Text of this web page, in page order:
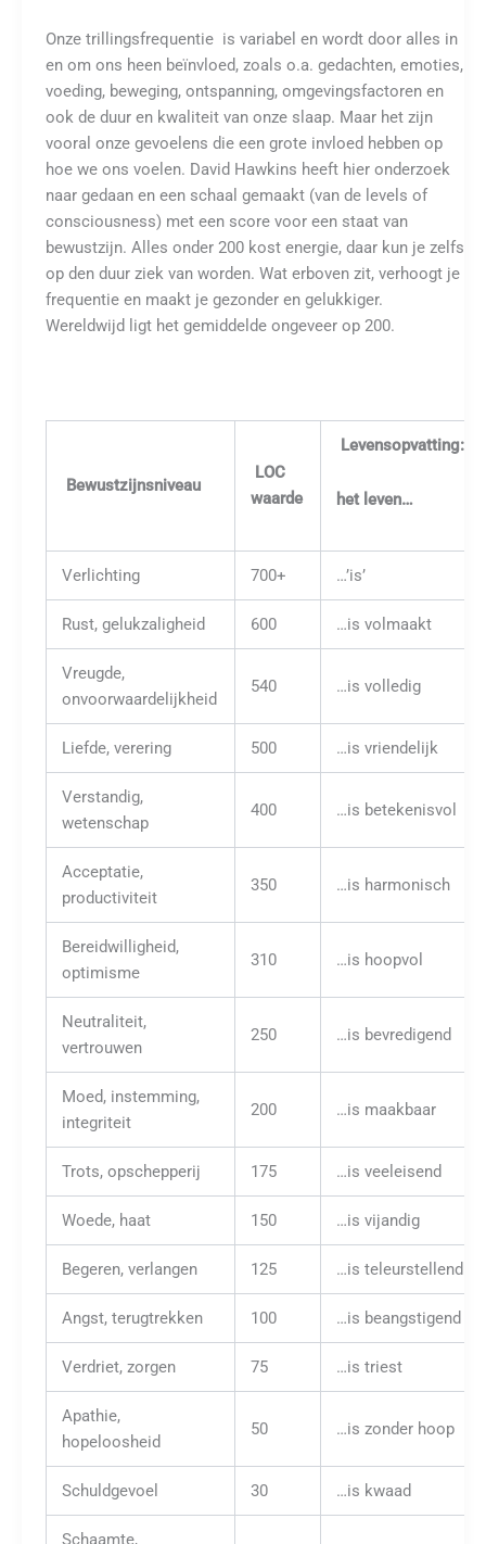
Onze trillingsfrequentie is variabel en wordt door alles in
en om ons heen beïnvloed, zoals o.a. gedachten, emoties,
voeding, beweging, ontspanning, omgevingsfactoren en
ook de duur en kwaliteit van onze slaap. Maar het zijn
vooral onze gevoelens die een grote invloed hebben op
hoe we ons voelen. David Hawkins heeft hier onderzoek
naar gedaan en een schaal gemaakt (van de levels of
consciousness) met een score voor een staat van
bewustzijn. Alles onder 200 kost energie, daar kun je zelfs
op den duur ziek van worden. Wat erboven zit, verhoogt je
frequentie en maakt je gezonder en gelukkiger.
Wereldwijd ligt het gemiddelde ongeveer op 200.
Bewustzijnsniveau
LOC
waarde
Levensopvatting:
het leven…
Verlichting 700+ …’is’
Rust, gelukzaligheid 600 …is volmaakt
Vreugde,
onvoorwaardelijkheid
540 …is volledig
Liefde, verering 500 …is vriendelijk
Verstandig,
wetenschap
400 …is betekenisvol
Acceptatie,
productiviteit
350 …is harmonisch
Bereidwilligheid,
optimisme
310 …is hoopvol
Neutraliteit,
vertrouwen
250 …is bevredigend
Moed, instemming,
integriteit
200 …is maakbaar
Trots, opschepperij 175 …is veeleisend
Woede, haat 150 …is vijandig
Begeren, verlangen 125 …is teleurstellend
Angst, terugtrekken 100 …is beangstigend
Verdriet, zorgen 75 …is triest
Apathie,
hopeloosheid
50 …is zonder hoop
Schuldgevoel 30 …is kwaad